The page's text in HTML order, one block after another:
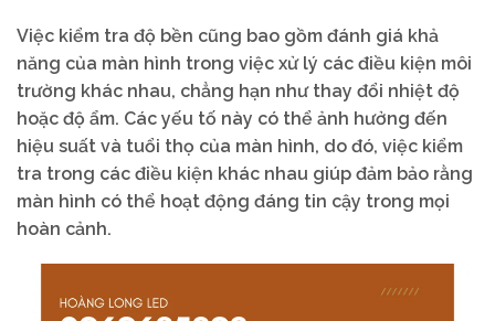
Việc kiểm tra độ bền cũng bao gồm đánh giá khả
năng của màn hình trong việc xử lý các điều kiện môi
trường khác nhau, chẳng hạn như thay đổi nhiệt độ
hoặc độ ẩm. Các yếu tố này có thể ảnh hưởng đến
hiệu suất và tuổi thọ của màn hình, do đó, việc kiểm
tra trong các điều kiện khác nhau giúp đảm bảo rằng
màn hình có thể hoạt động đáng tin cậy trong mọi
hoàn cảnh.